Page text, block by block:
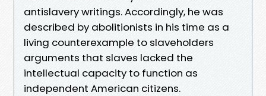
antislavery writings. Accordingly, he was
described by abolitionists in his time as a
living counterexample to slaveholders
arguments that slaves lacked the
intellectual capacity to function as
independent American citizens.